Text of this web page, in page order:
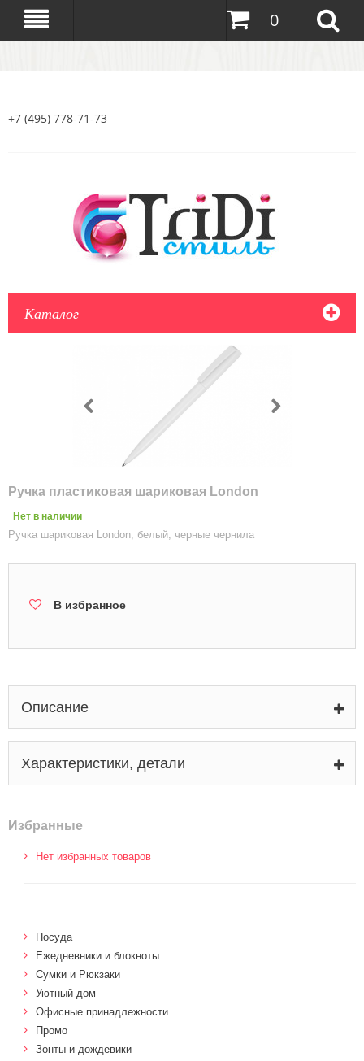
0
+7 (495) 778-71-73
Каталог
Ручка пластиковая шариковая London
Нет в наличии
Ручка шариковая London, белый, черные чернила
В избранное
Описание
Характеристики, детали
Избранные
Нет избранных товаров
Посуда
Ежедневники и блокноты
Сумки и Рюкзаки
Уютный дом
Офисные принадлежности
Промо
Зонты и дождевики